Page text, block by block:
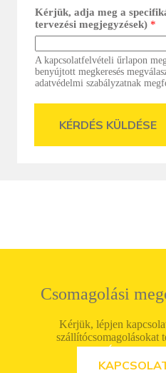
Kérjük, adja meg a
tervezési megjegyzések) *
A kapcsolatfelvételi űrlapon
benyújtott megkeresés
adatvédelmi szabályzatnak
KÉRDÉS KÜLDÉSE
Csomagolási
Kérjük, lépjen
szállítócsomagolásokat
LÁSD AZ